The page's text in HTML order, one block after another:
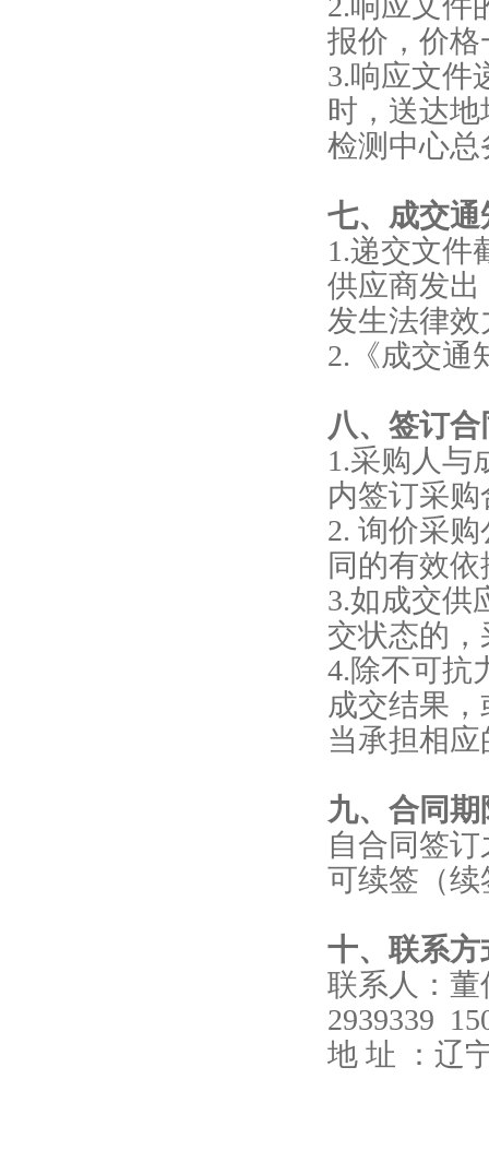
报价，价
3.响应文件
时，送达
检测中心总
七、成交通
1.递交文件
供应商发
发生法律效
2.《成交通
八、签订合
1.采购人与
内签订采
2. 询价采
同的有效依
3.如成交供
交状态的
4.除不可抗
成交结果
当承担相
九、合同期
自合同签
可续签（
十、联系方
联系人：
2939339
地 址 ：辽